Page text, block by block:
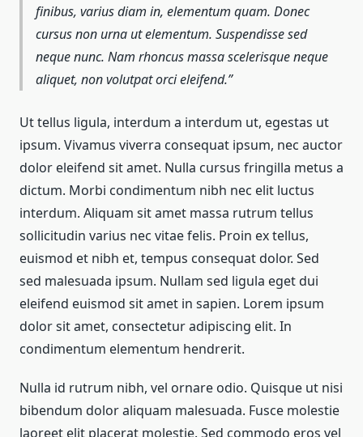
finibus, varius diam in, elementum quam. Donec
cursus non urna ut elementum. Suspendisse sed
neque nunc. Nam rhoncus massa scelerisque neque
aliquet, non volutpat orci eleifend.
Ut tellus ligula, interdum a interdum ut, egestas ut
ipsum. Vivamus viverra consequat ipsum, nec auctor
dolor eleifend sit amet. Nulla cursus fringilla metus a
dictum. Morbi condimentum nibh nec elit luctus
interdum. Aliquam sit amet massa rutrum tellus
sollicitudin varius nec vitae felis. Proin ex tellus,
euismod et nibh et, tempus consequat dolor. Sed
sed malesuada ipsum. Nullam sed ligula eget dui
eleifend euismod sit amet in sapien. Lorem ipsum
dolor sit amet, consectetur adipiscing elit. In
condimentum elementum hendrerit.
Nulla id rutrum nibh, vel ornare odio. Quisque ut nisi
bibendum dolor aliquam malesuada. Fusce molestie
laoreet elit placerat molestie. Sed commodo eros vel